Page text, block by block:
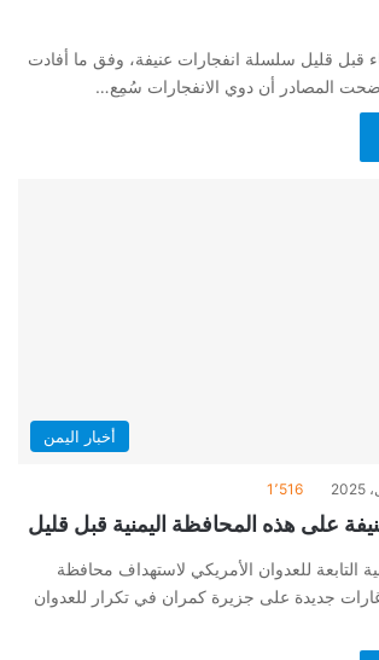
قبل قليل سلسلة انفجارات عنيفة، وفق ما أفادت
المصادر أن دوي الانفجارات سُمِع…
أخبار اليمن
1٬516
على هذه المحافظة اليمنية قبل قليل
التابعة للعدوان الأمريكي لاستهداف محافظة
جديدة على جزيرة كمران في تكرار للعدوان